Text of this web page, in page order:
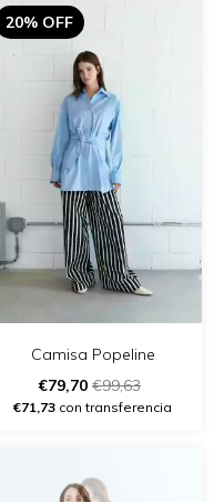
20% OFF
Camisa Popeline
€79,70 €99,63
€71,73 con transferencia